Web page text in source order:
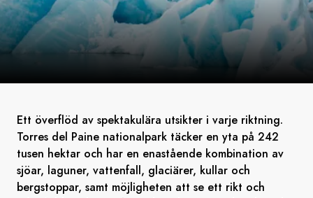
Ett överflöd av spektakulära utsikter i varje riktning.
Torres del Paine nationalpark täcker en yta på 242
tusen hektar och har en enastående kombination av
sjöar, laguner, vattenfall, glaciärer, kullar och
bergstoppar, samt möjligheten att se ett rikt och